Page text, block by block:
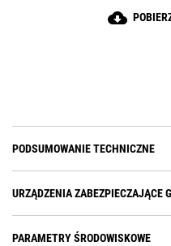
uruchomieńcloud_download
PODSUMOWANIE TECHNICZNE
URZĄDZENIA ZABEZPIECZAJĄCE
PARAMETRY ŚRODOWISKOWE